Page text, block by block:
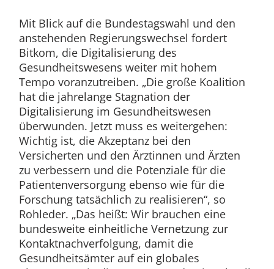
Mit Blick auf die Bundestagswahl und den
anstehenden Regierungswechsel fordert
Bitkom, die Digitalisierung des
Gesundheitswesens weiter mit hohem
Tempo voranzutreiben. „Die große Koalition
hat die jahrelange Stagnation der
Digitalisierung im Gesundheitswesen
überwunden. Jetzt muss es weitergehen:
Wichtig ist, die Akzeptanz bei den
Versicherten und den Ärztinnen und Ärzten
zu verbessern und die Potenziale für die
Patientenversorgung ebenso wie für die
Forschung tatsächlich zu realisieren“, so
Rohleder. „Das heißt: Wir brauchen eine
bundesweite einheitliche Vernetzung zur
Kontaktnachverfolgung, damit die
Gesundheitsämter auf ein globales